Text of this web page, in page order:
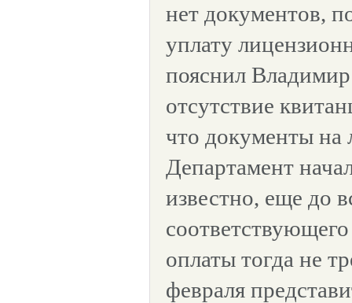
нет документов,
уплату
пояснил
отсутствие
что документы на
Департамент
известно, еще до
оплаты тогда не
февраля